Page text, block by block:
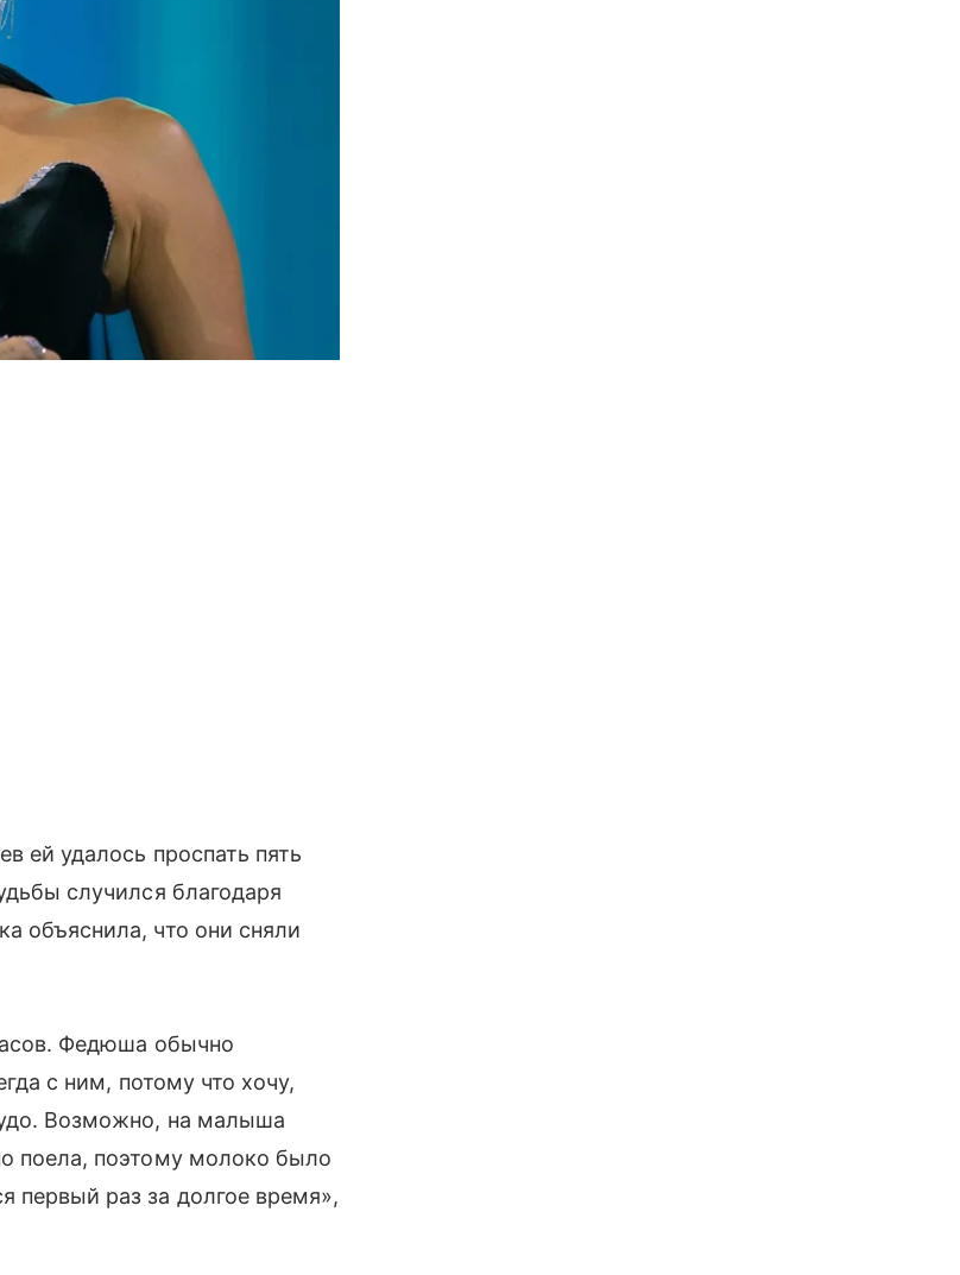
ей удалось проспать пять
случился благодаря
объяснила, что они сняли
Федюша обычно
с ним, потому что хочу,
Возможно, на малыша
поела, поэтому молоко было
первый раз за долгое время»,